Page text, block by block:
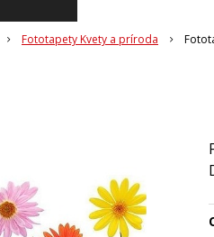
Fototapety Kvety a príroda